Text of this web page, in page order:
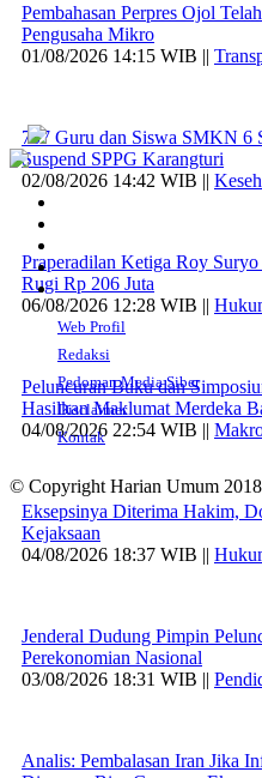
Pembahasan Perpres Ojol
Pengusaha Mikro
01/08/2026 14:15 WIB ||
707 Guru dan Siswa SMKN 6
Suspend SPPG Karangturi
02/08/2026 14:42 WIB ||
Praperadilan Ketiga Roy
Rugi Rp 206 Juta
06/08/2026 12:28 WIB ||
Peluncuran Buku dan
Hasilkan Maklumat Merdeka
04/08/2026 22:54 WIB ||
Eksepsinya Diterima Hakim,
Kejaksaan
04/08/2026 18:37 WIB ||
Jenderal Dudung Pimpin
Perekonomian Nasional
03/08/2026 18:31 WIB ||
Analis: Pembalasan Iran Jika
Web Profil
Redaksi
Pedoman Media Siber
Disclaimer
Kontak
© Copyright Harian Umum 2018